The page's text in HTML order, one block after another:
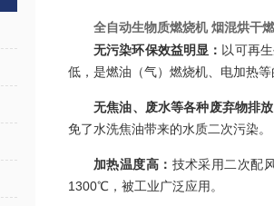
全自动生物质燃烧机 烟混烘干
无污染环保效益明显： 以可再生
低，是燃油（气） 燃烧机 、电加热
无焦油、废水等各种废弃物排放
免了水洗焦油带来的水质二次污染。
加热温度高： 技术采用二次配
1300℃，被工业广泛应用。